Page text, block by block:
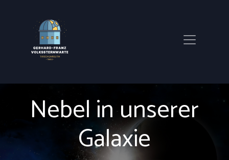
Nebel in unserer
Galaxie